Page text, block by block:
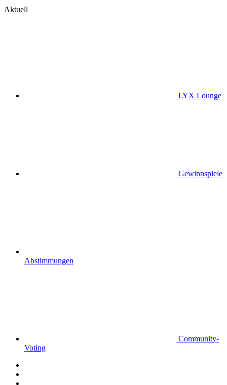
Aktuell
LYX Lounge
Gewinnspiele
Abstimmungen
Community-
Voting